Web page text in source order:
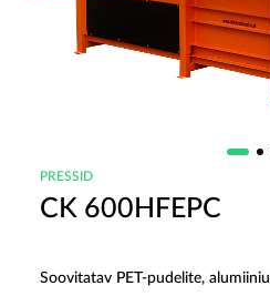
PRESSID
CK 600HFEPC
Soovitatav PET-pudelite,